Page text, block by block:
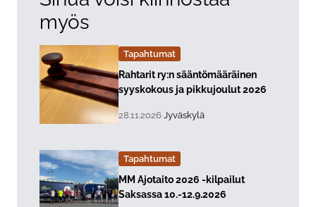
myös
Tapahtumat
Lue lisää about event "
Rahtarit ry:n sääntömääräinen
syyskokous ja pikkujoulut 2026
, Tapahtuman päiväys:
28.11.2026 Sijainti:
Jyväskylä
Tapahtumat
Lue lisää about event "
MM Ajotaito 2026 -kilpailut
Saksassa 10.-12.9.2026